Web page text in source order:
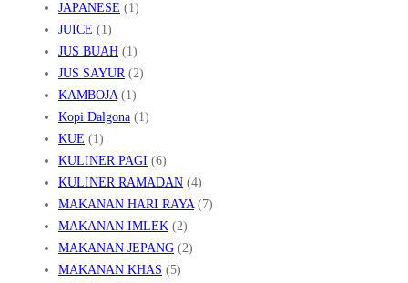
JAPANESE (1)
JUICE (1)
JUS BUAH (1)
JUS SAYUR (2)
KAMBOJA (1)
Kopi Dalgona (1)
KUE (1)
KULINER PAGI (6)
KULINER RAMADAN (4)
MAKANAN HARI RAYA (7)
MAKANAN IMLEK (2)
MAKANAN JEPANG (2)
MAKANAN KHAS (5)